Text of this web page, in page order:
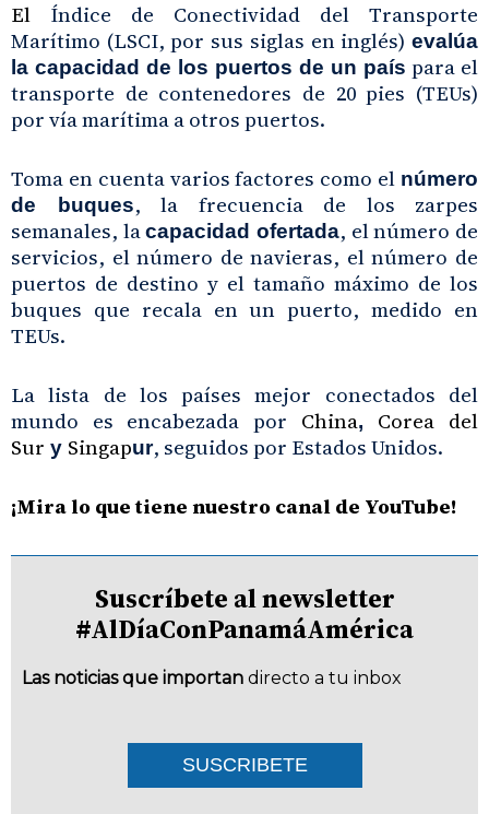
El Índice de Conectividad del Transporte
Marítimo (LSCI, por sus siglas en inglés) evalúa
la capacidad de los puertos de un país para el
transporte de contenedores de 20 pies (TEUs)
por vía marítima a otros puertos.
Toma en cuenta varios factores como el número
de buques, la frecuencia de los zarpes
semanales, lacapacidad ofertada, el número de
servicios, el número de navieras, el número de
puertos de destino y el tamaño máximo de los
buques que recala en un puerto, medido en
TEUs.
La lista de los países mejor conectados del
mundo es encabezada por China, Corea del
Sur y Singapur, seguidos por Estados Unidos.
¡Mira lo que tiene nuestro canal de YouTube!
Suscríbete al newsletter
#AlDíaConPanamáAmérica
Las noticias que importan directo a tu inbox
SUSCRIBETE